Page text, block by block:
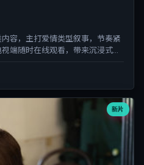
容，主打爱情类型叙事，节奏紧
端随时在线观看，带来沉浸式视
新片